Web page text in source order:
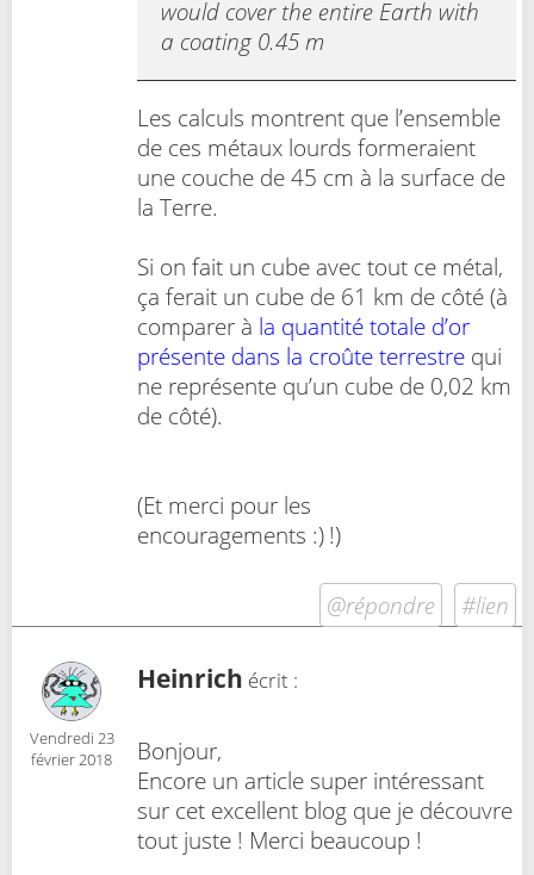
would cover the entire Earth with
a coating 0.45 m
Les calculs montrent que l’ensemble
de ces métaux lourds formeraient
une couche de 45 cm à la surface de
la Terre.
Si on fait un cube avec tout ce métal,
ça ferait un cube de 61 km de côté (à
comparer à la quantité totale d’or
présente dans la croûte terrestre qui
ne représente qu’un cube de 0,02 km
de côté).
(Et merci pour les
encouragements :) !)
@répondre #lien
Vendredi 23
février 2018
Heinrich écrit :
Bonjour,
Encore un article super intéressant
sur cet excellent blog que je découvre
tout juste ! Merci beaucoup !